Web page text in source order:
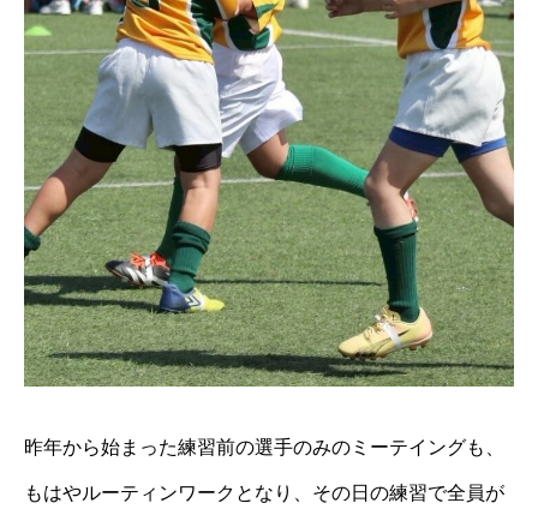
昨年から始まった練習前の選⼿のみのミーテイングも、
もはやルーティンワークとなり、その⽇の練習で全員が